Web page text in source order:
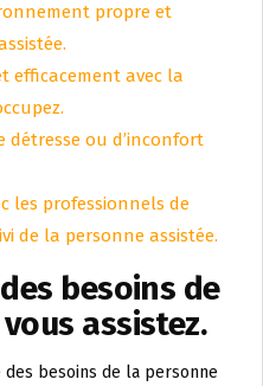
propre et
efficacement avec la
détresse ou d’inconfort
les professionnels de
de la personne assistée.
besoins de
assistez.
besoins de la personne